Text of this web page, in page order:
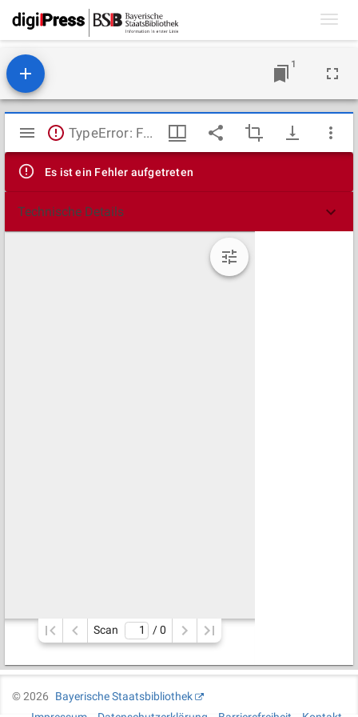
1
Mirador
Viewer
TypeError: Failed to fetch
Es ist ein Fehler aufgetreten
Technische Details
Scan / 0
©2026
Bayerische Staatsbibliothek